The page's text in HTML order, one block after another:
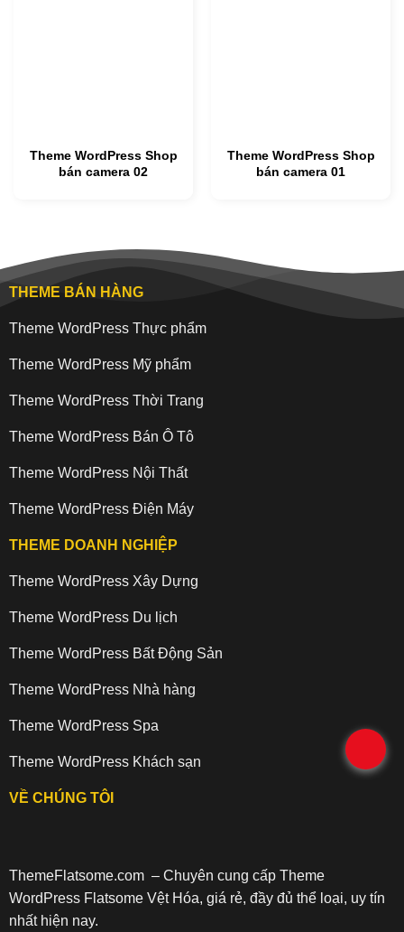
Theme WordPress Shop
bán camera 02
Theme WordPress Shop
bán camera 01
THEME BÁN HÀNG
Theme WordPress Thực phẩm
Theme WordPress Mỹ phẩm
Theme WordPress Thời Trang
Theme WordPress Bán Ô Tô
Theme WordPress Nội Thất
Theme WordPress Điện Máy
THEME DOANH NGHIỆP
Theme WordPress Xây Dựng
Theme WordPress Du lịch
Theme WordPress Bất Động Sản
Theme WordPress Nhà hàng
Theme WordPress Spa
Theme WordPress Khách sạn
VỀ CHÚNG TÔI
ThemeFlatsome.com– Chuyên cung cấp Theme
WordPress Flatsome Vệt Hóa, giá rẻ, đầy đủ thể loại, uy tín
nhất hiện nay.